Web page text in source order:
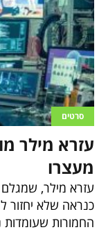
סרטים
עזרא מילר
מעצרו
כנראה שלא יחזור
החמורות שעומדות